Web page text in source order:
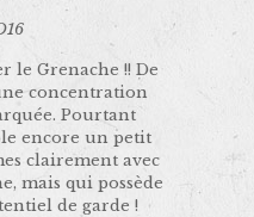
le Grenache !! De
concentration
Pourtant
encore un petit
clairement avec
mais qui possède
de garde !